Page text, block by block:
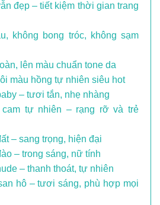
đẹp – tiết kiệm thời gian trang
không bong tróc, không sạm
lên màu chuẩn tone da
màu hồng tự nhiên siêu hot
– tươi tắn, nhẹ nhàng
cam tự nhiên – rạng rỡ và trẻ
– sang trọng, hiện đại
– trong sáng, nữ tính
– thanh thoát, tự nhiên
hô – tươi sáng, phù hợp mọi